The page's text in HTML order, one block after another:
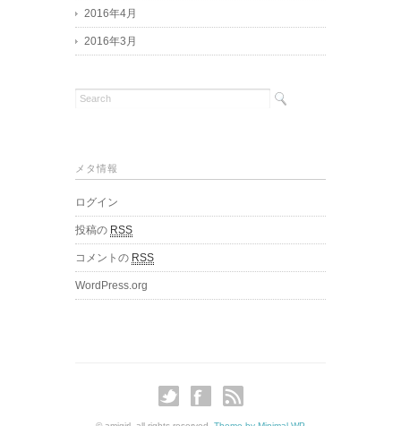
2016年4月
2016年3月
メタ情報
ログイン
投稿の RSS
コメントの RSS
WordPress.org